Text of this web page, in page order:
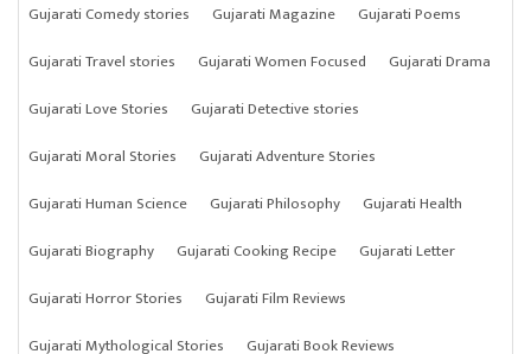
Gujarati Comedy stories
Gujarati Magazine
Gujarati Poems
Gujarati Travel stories
Gujarati Women Focused
Gujarati Drama
Gujarati Love Stories
Gujarati Detective stories
Gujarati Moral Stories
Gujarati Adventure Stories
Gujarati Human Science
Gujarati Philosophy
Gujarati Health
Gujarati Biography
Gujarati Cooking Recipe
Gujarati Letter
Gujarati Horror Stories
Gujarati Film Reviews
Gujarati Mythological Stories
Gujarati Book Reviews